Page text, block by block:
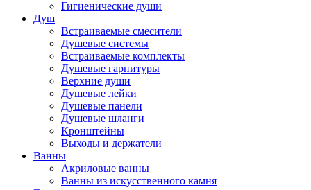
Гигиенические души
Душ
Встраиваемые смесители
Душевые системы
Встраиваемые комплекты
Душевые гарнитуры
Верхние души
Душевые лейки
Душевые панели
Душевые шланги
Кронштейны
Выходы и держатели
Ванны
Акриловые ванны
Ванны из искусственного камня